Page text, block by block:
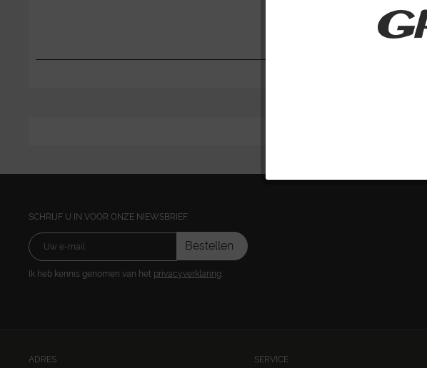
SCHRIJF U IN VOOR ONZE NIEWSBRIEF:
Bestellen
Ik heb kennis genomen van het privacyverklaring
ADRES SERVICE